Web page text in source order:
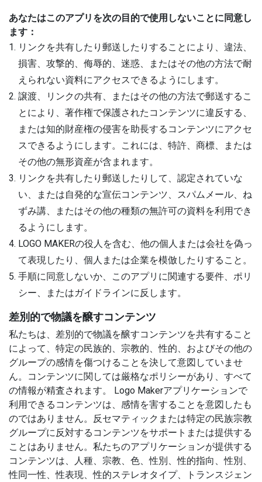
あなたはこのアプリを次の目的で使用しないことに同意し
ます：
リンクを共有したり郵送したりすることにより、違法、
損害、攻撃的、侮辱的、迷惑、またはその他の方法で耐
えられない資料にアクセスできるようにします。
譲渡、リンクの共有、またはその他の方法で郵送するこ
とにより、著作権で保護されたコンテンツに違反する、
または知的財産権の侵害を助長するコンテンツにアクセ
スできるようにします。これには、特許、商標、または
その他の無形資産が含まれます。
リンクを共有したり郵送したりして、認定されていな
い、または自発的な宣伝コンテンツ、スパムメール、ね
ずみ講、またはその他の種類の無許可の資料を利用でき
るようにします。
LOGO MAKERの役人を含む、他の個人または会社を偽っ
て表現したり、個人または企業を模倣したりすること。
手順に同意しないか、このアプリに関連する要件、ポリ
シー、またはガイドラインに反します。
差別的で物議を醸すコンテンツ
私たちは、差別的で物議を醸すコンテンツを共有すること
によって、特定の民族的、宗教的、性的、およびその他の
グループの感情を傷つけることを決して意図していませ
ん。コンテンツに関しては厳格なポリシーがあり、すべて
の情報が精査されます。 Logo Makerアプリケーションで
利用できるコンテンツは、感情を害することを意図したも
のではありません。反セマティックまたは特定の民族宗教
グループに反対するコンテンツをサポートまたは提供する
ことはありません。私たちのアプリケーションが提供する
コンテンツは、人種、宗教、色、性別、性的指向、性別、
性同一性、性表現、性的ステレオタイプ、トランスジェン